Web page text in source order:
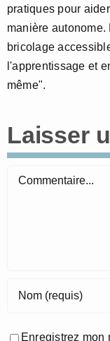
pratiques pour
manière
bricolage
l'apprentissage et
même".
Laisser
Commentaire
Enregistrez mon